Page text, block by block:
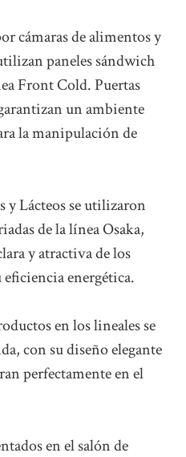
cámaras de alimentos y
paneles sándwich
Front Cold. Puertas
un ambiente
la manipulación de
y Lácteos se utilizaron
de la línea Osaka,
y atractiva de los
energética.
en los lineales se
con su diseño elegante
perfectamente en el
en el salón de